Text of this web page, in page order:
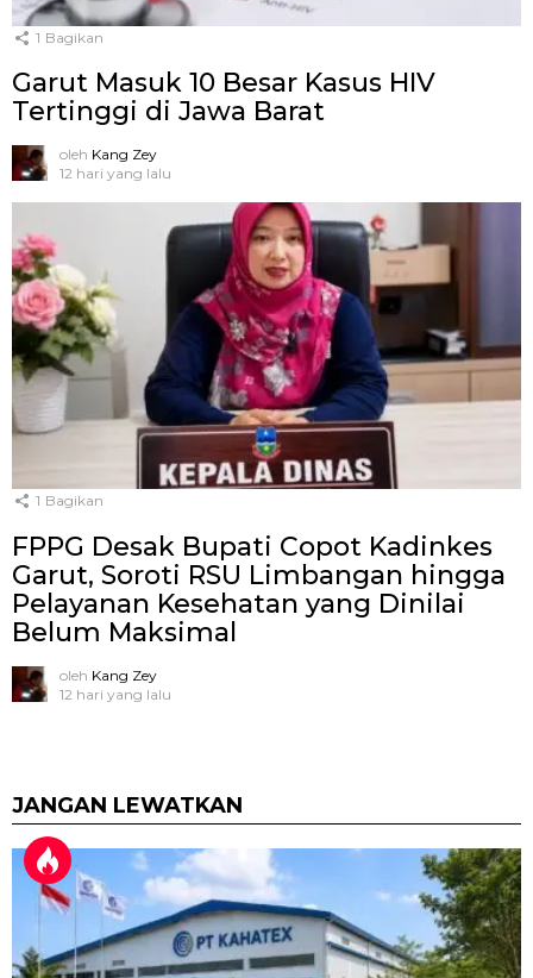
1 Bagikan
Garut Masuk 10 Besar Kasus HIV
Tertinggi di Jawa Barat
oleh Kang Zey
12 hari yang lalu
1 Bagikan
FPPG Desak Bupati Copot Kadinkes
Garut, Soroti RSU Limbangan hingga
Pelayanan Kesehatan yang Dinilai
Belum Maksimal
oleh Kang Zey
12 hari yang lalu
JANGAN LEWATKAN